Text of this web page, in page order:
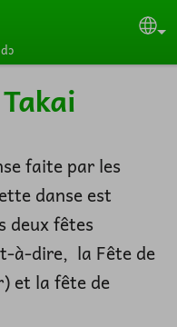
faite par les
danse est
deux fêtes
à-dire, la Fête de
et la fête de